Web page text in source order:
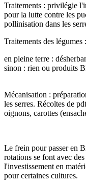
Traitements : privilégie
pour la lutte contre les
pollinisation dans les
Traitements des
en pleine terre :
sinon : rien ou produits
Mécanisation :
les serres. Récoltes de
oignons, carottes
Le frein pour passer en
rotations se font avec
l'investissement en
pour certaines cultures.